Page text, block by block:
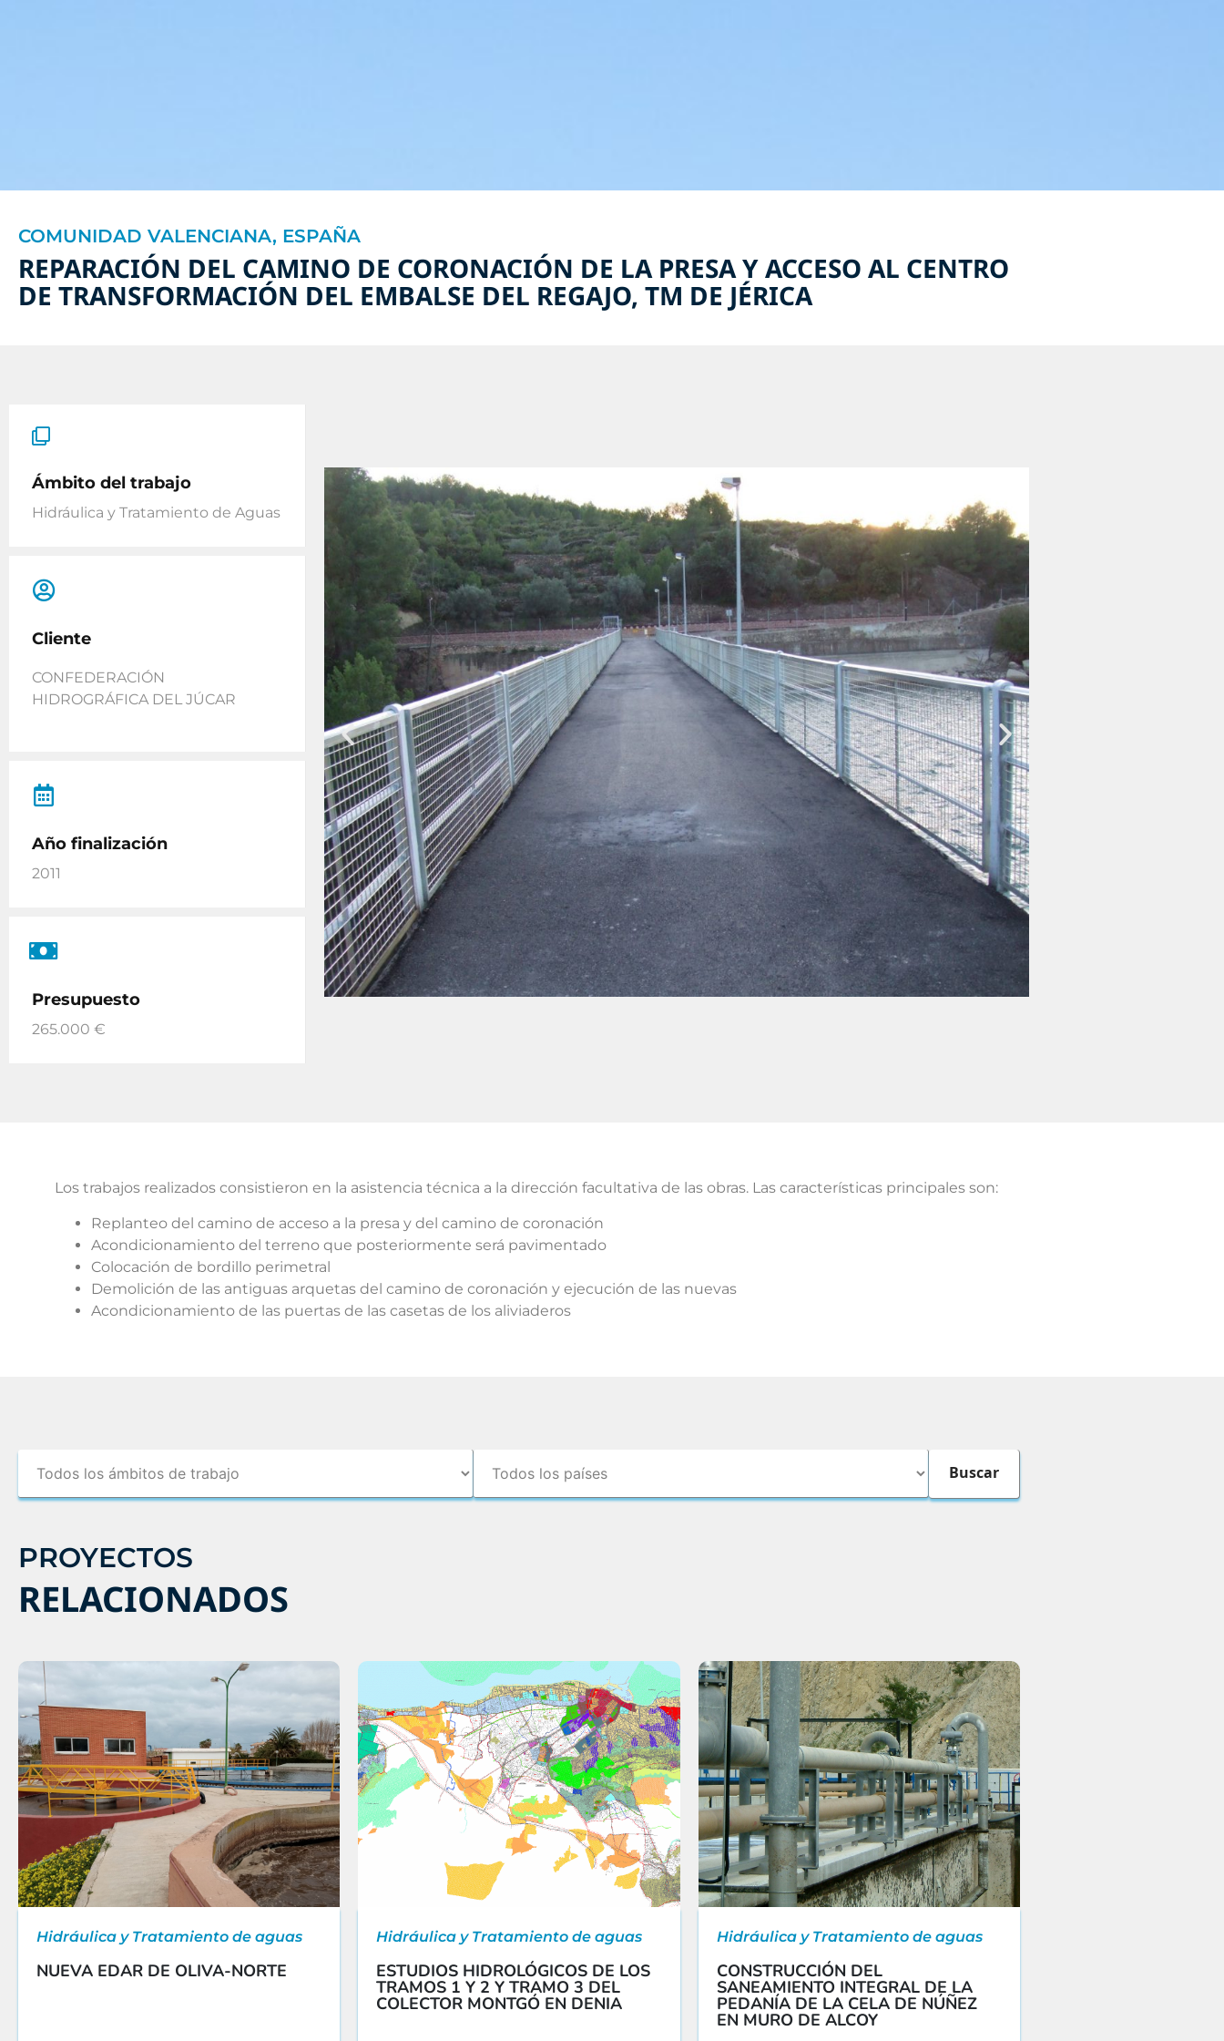
COMUNIDAD VALENCIANA, ESPAÑA
REPARACIÓN DEL CAMINO DE CORONACIÓN DE LA PRESA Y ACCESO AL CENTRO
DE TRANSFORMACIÓN DEL EMBALSE DEL REGAJO, TM DE JÉRICA
Ámbito del trabajo
Hidráulica y Tratamiento de Aguas
Cliente
CONFEDERACIÓN
HIDROGRÁFICA DEL JÚCAR
Año finalización
2011
Presupuesto
265.000 €
Los trabajos realizados consistieron en la asistencia técnica a la dirección facultativa de las obras. Las características principales son:
Replanteo del camino de acceso a la presa y del camino de coronación
Acondicionamiento del terreno que posteriormente será pavimentado
Colocación de bordillo perimetral
Demolición de las antiguas arquetas del camino de coronación y ejecución de las nuevas
Acondicionamiento de las puertas de las casetas de los aliviaderos
PROYECTOS
RELACIONADOS
Hidráulica y Tratamiento de aguas
NUEVA EDAR DE OLIVA-NORTE
Hidráulica y Tratamiento de aguas
ESTUDIOS HIDROLÓGICOS DE LOS
TRAMOS 1 Y 2 Y TRAMO 3 DEL
COLECTOR MONTGÓ EN DENIA
Hidráulica y Tratamiento de aguas
CONSTRUCCIÓN DEL
SANEAMIENTO INTEGRAL DE LA
PEDANÍA DE LA CELA DE NÚÑEZ
EN MURO DE ALCOY